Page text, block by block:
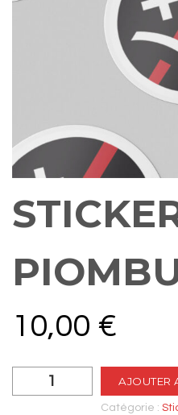
10,00 €
quantité
AJOUTER
Catégorie :